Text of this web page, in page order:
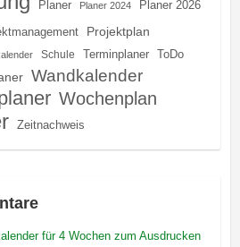
Planer Planer 2024 Planer 2026
Projektplan
Schule Terminplaner ToDo
Wandkalender
Wochenplan
Zeitnachweis
für 4 Wochen zum Ausdrucken